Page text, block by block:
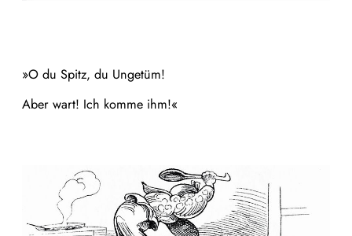
»O du Spitz, du Ungetüm!
Aber wart! Ich komme ihm!«